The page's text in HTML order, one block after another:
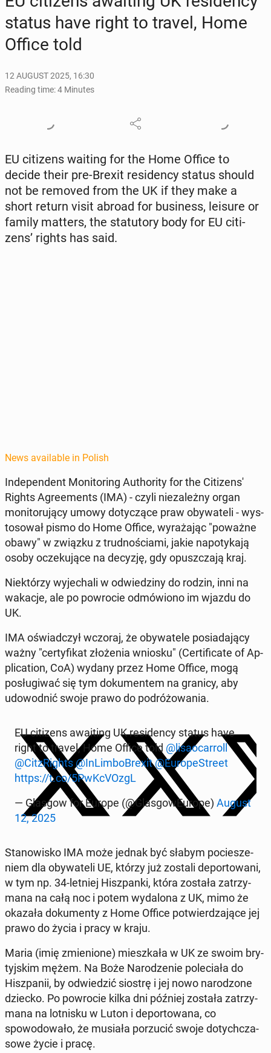
status have right to travel, Home
Office told
12 AUGUST 2025, 16:30
Reading time: 4 Minutes
EU cit­i­zens waiting for the Home Office to
decide their pre-Brexit res­i­den­cy status should
not be removed from the UK if they make a
short return visit abroad for busi­ness, leisure or
family matters, the statu­to­ry body for EU cit­i­
zens’ rights has said.
News available in Polish
In­de­pen­dent Mon­i­tor­ing Au­thor­i­ty for the Cit­i­zen­s'
Rights Agree­ments (IMA) - czyli nieza­leżny organ
mon­i­toru­ją­cy umowy doty­czące praw oby­wa­teli - wys­
tosował pismo do Home Office, wyraża­jąc "poważne
obawy" w związku z trud­noś­ci­a­mi, jakie napo­tyka­ją
osoby oczeku­jące na decyzję, gdy opuszcza­ją kraj.
Niek­tórzy wyjechali w odwiedziny do rodzin, inni na
wakacje, ale po powro­cie odmówiono im wjazdu do
UK.
IMA oświad­czył wczoraj, że oby­wa­tele posi­ada­ją­cy
ważny "cer­ty­fikat złoże­nia wniosku" (Cer­tifi­cate of Ap­
pli­ca­tion, CoA) wydany przez Home Office, mogą
posługi­wać się tym doku­mentem na granicy, aby
udowod­nić swoje prawo do po­dróżowa­nia.
EU cit­i­zens await­ing UK res­i­den­cy status have
right to travel, Home Office told ⁦ @lisao­car­roll
@CitzRights @In­Lim­bo­Brex­it⁩ ⁦@Eu­ropeStreet
https://t.co/5PwKcVOzgL
— Glasgow for Europe (@Glas­gowEu­rope) August
12, 2025
Stanowisko IMA może jednak być słabym pociesze­
niem dla oby­wa­teli UE, którzy już zostali de­por­towani,
w tym np. 34-letniej Hisz­pan­ki, która została za­trzy­
mana na całą noc i potem wydalona z UK, mimo że
okazała doku­men­ty z Home Office potwierdza­jące jej
prawo do życia i pracy w kraju.
Maria (imię zmienione) mieszkała w UK ze swoim bry­
tyjskim mężem. Na Boże Nar­o­dze­nie pole­ci­ała do
Hisz­panii, by odwiedz­ić siostrę i jej nowo nar­o­d­zone
dziecko. Po powro­cie kilka dni później została za­trzy­
mana na lot­nisku w Luton i de­por­towana, co
spowodowało, że musiała porzu­cić swoje doty­chcza­
sowe życie i pracę.